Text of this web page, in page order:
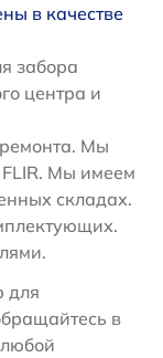
в качестве
забора
центра и
Мы
FLIR. Мы имеем
складах.
для
в